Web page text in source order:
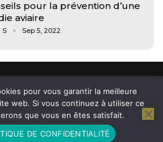
pour la prévention d’une
aviaire
S Sep 5, 2022
actu des jeunes. All Rights Reserved.
pour vous garantir la meilleure
web. Si vous continuez à utiliser ce
que vous en êtes satisfait.
DE CONFIDENTIALITÉ